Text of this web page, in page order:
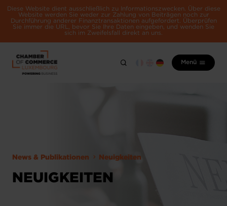
Diese Website dient ausschließlich zu Informationszwecken. Über diese
Website werden Sie weder zur Zahlung von Beiträgen noch zur
Durchführung anderer Finanztransaktionen aufgefordert. Überprüfen
Sie immer die URL, bevor Sie Ihre Daten eingeben, und wenden Sie
sich im Zweifelsfall direkt an uns.
Menü
News & Publikationen Neuigkeiten
NEUIGKEITEN